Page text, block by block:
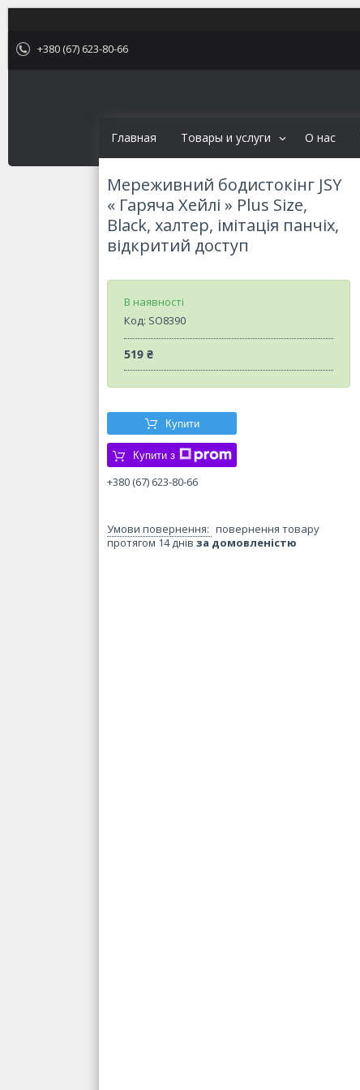
+380 (67) 623-80-66
Главная Товары и услуги О нас
Мереживний бодистокінг JSY
« Гаряча Хейлі » Plus Size,
Black, халтер, імітація панчіх,
відкритий доступ
В наявності
Код: SO8390
519 ₴
Купити
Купити з
+380 (67) 623-80-66
повернення товару
протягом 14 днів за домовленістю